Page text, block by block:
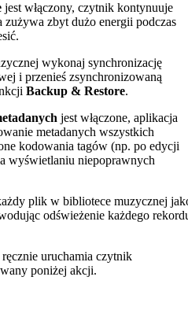
jest włączony, czytnik kontynuuje
zużywa zbyt dużo energii podczas
wykonaj synchronizację
i przenieś zsynchronizowaną
Backup & Restore.
jest włączone, aplikacja
metadanych wszystkich
kodowania tagów (np. po edycji
wyświetlaniu niepoprawnych
plik w bibliotece muzycznej
odświeżenie każdego
ręcznie uruchamia czytnik
poniżej akcji.